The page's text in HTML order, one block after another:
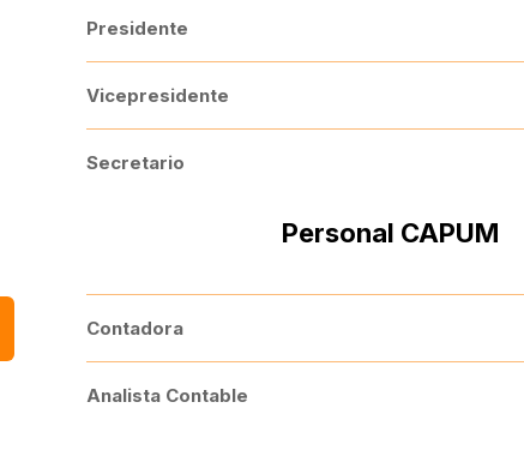
Presidente
Vicepresidente
Secretario
Personal CAPUM
Contadora
Analista Contable